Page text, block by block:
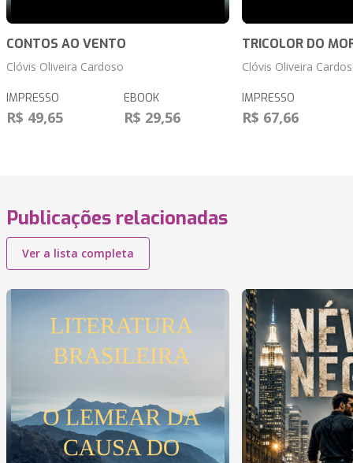
CONTOS AO VENTO
Clóvis Oliveira Cardoso
IMPRESSO
R$ 49,65
EBOOK
R$ 29,56
TRICOLOR DO
Clóvis Oliveira
IMPRESSO
R$ 67,66
Publicações relacionadas
Ver a lista completa